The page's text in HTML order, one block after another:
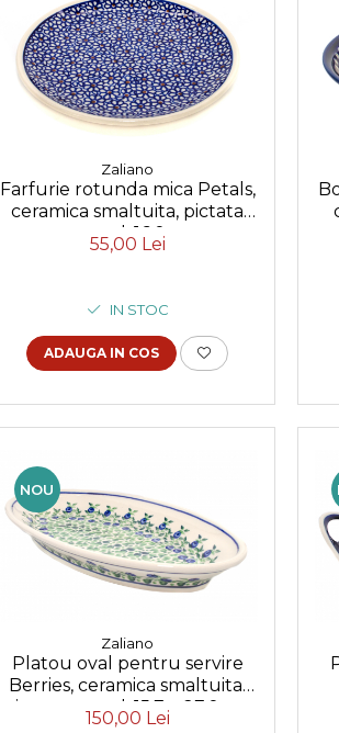
Zaliano
Farfurie rotunda mica Petals,
ceramica smaltuita, pictata
manual, 16,0 cm
55,00 Lei
IN STOC
ADAUGA IN COS
NOU
Zaliano
Platou oval pentru servire
Berries, ceramica smaltuita,
pictat manual, 15,7 x 27,0 cm
150,00 Lei